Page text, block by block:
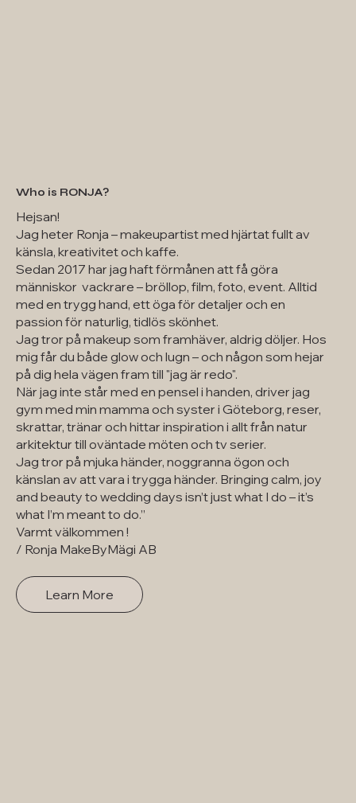
Who is RONJA?
Hejsan!
Jag heter Ronja – makeupartist med hjärtat fullt av
känsla, kreativitet och kaffe.
Sedan 2017 har jag haft förmånen att få göra
människor vackrare – bröllop, film, foto, event. Alltid
med en trygg hand, ett öga för detaljer och en
passion för naturlig, tidlös skönhet.
Jag tror på makeup som framhäver, aldrig döljer. Hos
mig får du både glow och lugn – och någon som hejar
på dig hela vägen fram till "jag är redo".
När jag inte står med en pensel i handen, driver jag
gym med min mamma och syster i Göteborg, reser,
skrattar, tränar och hittar inspiration i allt från natur
arkitektur till oväntade möten och tv serier.
Jag tror på mjuka händer, noggranna ögon och
känslan av att vara i trygga händer. Bringing calm, joy
and beauty to wedding days isn’t just what I do – it’s
what I’m meant to do.”
Varmt välkommen !
/ Ronja MakeByMägi AB
Learn More